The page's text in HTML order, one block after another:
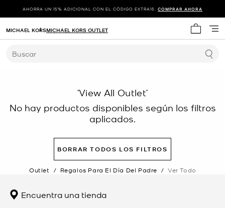
AHORRA UN 15% ADICIONAL CON EL CÓDIGO EXTRA15. COMPRAR AHORA
Mi
MICHAEL KORSMICHAEL KORS OUTLET
Buscar
‘View All Outlet’
No hay productos disponibles según los filtros
aplicados.
BORRAR TODOS LOS FILTROS
Outlet / Regalos Para El Día Del Padre / Ver Todo
Encuentra una tienda